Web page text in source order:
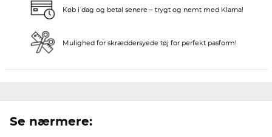
Køb i dag og betal senere – trygt og nemt med Klarna!
Mulighed for skræddersyede tøj for perfekt pasform!
Se nærmere: